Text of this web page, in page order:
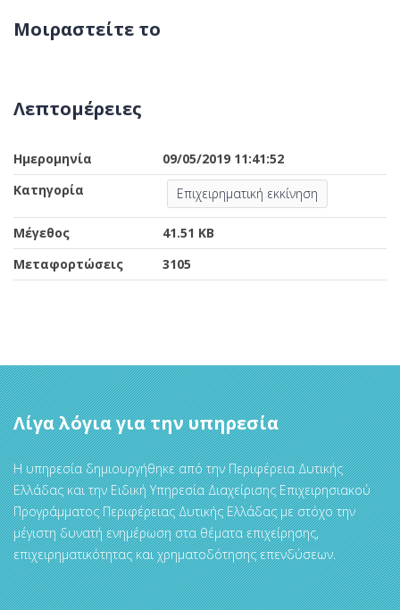
Μοιραστείτε το
Λεπτομέρειες
Ημερομηνία
09/05/2019 11:41:52
Κατηγορία
Επιχειρηματική εκκίνηση
Μέγεθος
41.51 KB
Μεταφορτώσεις
3105
Λίγα λόγια για την υπηρεσία
Η υπηρεσία δημιουργήθηκε από την Περιφέρεια Δυτικής
Ελλάδας και την Ειδική Υπηρεσία Διαχείρισης Επιχειρησιακού
Προγράμματος Περιφέρειας Δυτικής Ελλάδας με στόχο την
μέγιστη δυνατή ενημέρωση στα θέματα επιχείρησης,
επιχειρηματικότητας και χρηματοδότησης επενδύσεων.